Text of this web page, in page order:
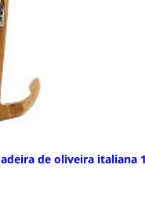
de oliveira italiana